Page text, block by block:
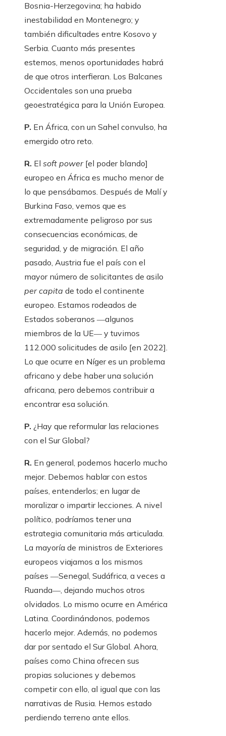
Bosnia-Herzegovina; ha habido
inestabilidad en Montenegro; y
también dificultades entre Kosovo y
Serbia. Cuanto más presentes
estemos, menos oportunidades habrá
de que otros interfieran. Los Balcanes
Occidentales son una prueba
geoestratégica para la Unión Europea.
P. En África, con un Sahel convulso, ha
emergido otro reto.
R. El soft power[el poder blando]
europeo en África es mucho menor de
lo que pensábamos. Después de Malí y
Burkina Faso, vemos que es
extremadamente peligroso por sus
consecuencias económicas, de
seguridad, y de migración. El año
pasado, Austria fue el país con el
mayor número de solicitantes de asilo
per capita de todo el continente
europeo. Estamos rodeados de
Estados soberanos ―algunos
miembros de la UE― y tuvimos
112.000 solicitudes de asilo [en 2022].
Lo que ocurre en Níger es un problema
africano y debe haber una solución
africana, pero debemos contribuir a
encontrar esa solución.
P. ¿Hay que reformular las relaciones
con el Sur Global?
R. En general, podemos hacerlo mucho
mejor. Debemos hablar con estos
países, entenderlos; en lugar de
moralizar o impartir lecciones. A nivel
político, podríamos tener una
estrategia comunitaria más articulada.
La mayoría de ministros de Exteriores
europeos viajamos a los mismos
países ―Senegal, Sudáfrica, a veces a
Ruanda―, dejando muchos otros
olvidados. Lo mismo ocurre en América
Latina. Coordinándonos, podemos
hacerlo mejor. Además, no podemos
dar por sentado el Sur Global. Ahora,
países como China ofrecen sus
propias soluciones y debemos
competir con ello, al igual que con las
narrativas de Rusia. Hemos estado
perdiendo terreno ante ellos.